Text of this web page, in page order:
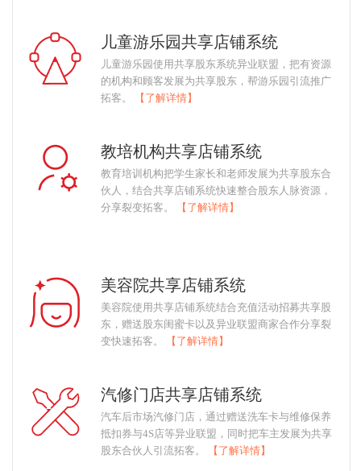
儿童游乐园共享店铺系统
儿童游乐园使用共享股东系统异业联盟，把有资源
的机构和顾客发展为共享股东，帮游乐园引流推广
拓客。
【了解详情】
教培机构共享店铺系统
教育培训机构把学生家长和老师发展为共享股东合
伙人，结合共享店铺系统快速整合股东人脉资源，
分享裂变拓客。
【了解详情】
美容院共享店铺系统
美容院使用共享店铺系统结合充值活动招募共享股
东，赠送股东闺蜜卡以及异业联盟商家合作分享裂
变快速拓客。
【了解详情】
汽修门店共享店铺系统
汽车后市场汽修门店，通过赠送洗车卡与维修保养
抵扣券与4S店等异业联盟，同时把车主发展为共享
股东合伙人引流拓客。
【了解详情】